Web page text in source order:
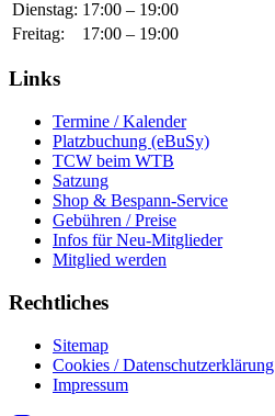
Dienstag: 17:00 – 19:00
Freitag: 17:00 – 19:00
Links
Termine / Kalender
Platzbuchung (eBuSy)
TCW beim WTB
Satzung
Shop & Bespann-Service
Gebühren / Preise
Infos für Neu-Mitglieder
Mitglied werden
Rechtliches
Sitemap
Cookies / Datenschutzerklärung
Impressum